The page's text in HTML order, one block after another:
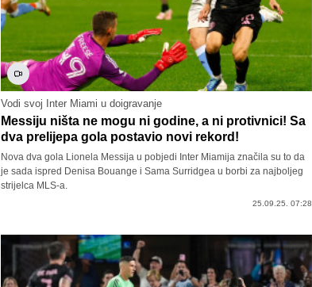
Vodi svoj Inter Miami u doigravanje
Messiju ništa ne mogu ni godine, a ni protivnici! Sa
dva prelijepa gola postavio novi rekord!
Nova dva gola Lionela Messija u pobjedi Inter Miamija značila su to da
je sada ispred Denisa Bouange i Sama Surridgea u borbi za najboljeg
strijelca MLS-a.
25.09.25. 07:28